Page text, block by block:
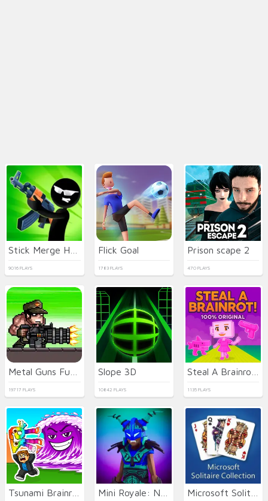
9016 PLAYS
Flick Goal
1783 PLAYS
Prison scape 2
470 PLAYS
19717 PLAYS
Slope 3D
10842 PLAYS 1135 PLAYS